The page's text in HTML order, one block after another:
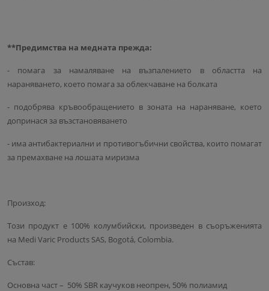
**Предимства на медната прежда:
- помага за намаляване на възпалението в областта на
нараняването, което помага за облекчаване на болката
- подобрява кръвообращението в зоната на нараняване, което
допринася за възстановяването
- има антибактериални и противогъбични свойства, които помагат
за премахване на лошата миризма
Произход:
Този продукт е 100% колумбийски, произведен в съоръженията
на Medi Varic Products SAS, Bogotá, Colombia.
Състав:
Основна част – 50% SBR каучуков неопрен, 50% полиамид